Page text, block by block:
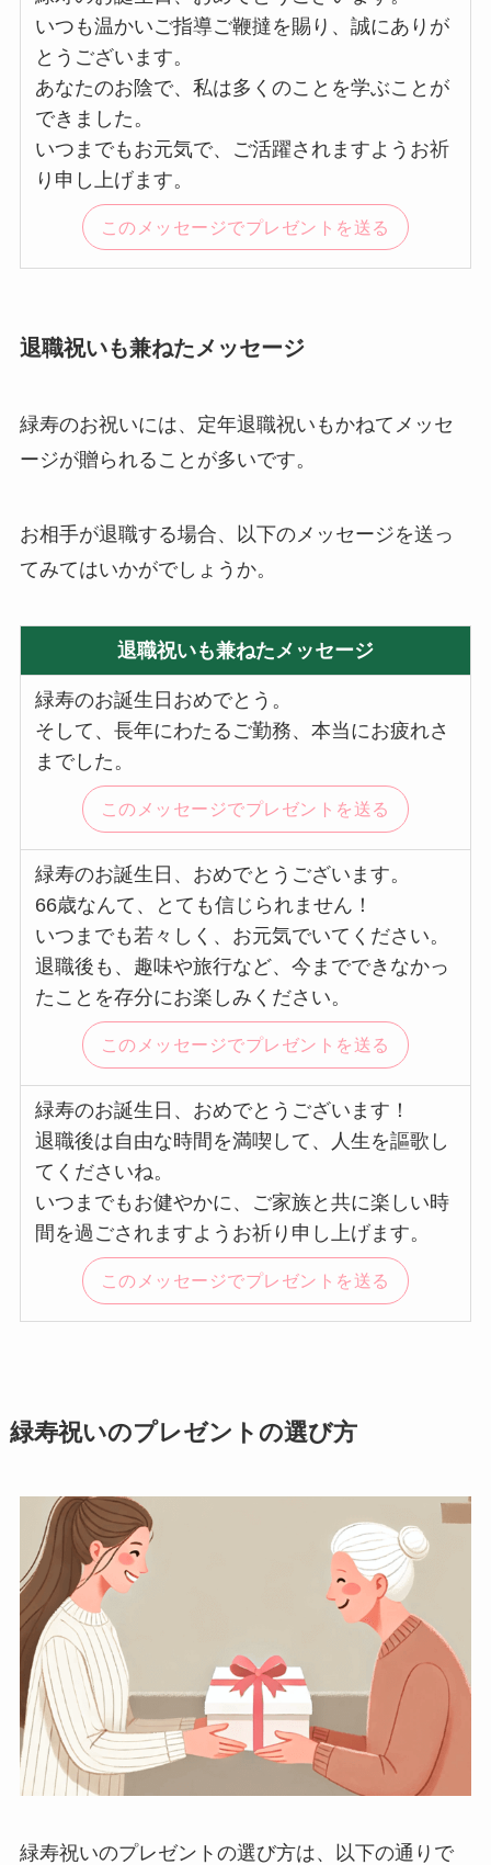
いつも温かいご指導ご鞭撻を賜り、誠にありが
とうございます。
あなたのお陰で、私は多くのことを学ぶことが
できました。
いつまでもお元気で、ご活躍されますようお祈
り申し上げます。
このメッセージでプレゼントを送る
退職祝いも兼ねたメッセージ
緑寿のお祝いには、定年退職祝いもかねてメッセ
ージが贈られることが多いです。
お相手が退職する場合、以下のメッセージを送っ
てみてはいかがでしょうか。
退職祝いも兼ねたメッセージ
緑寿のお誕生日おめでとう。
そして、長年にわたるご勤務、本当にお疲れさ
までした。
このメッセージでプレゼントを送る
緑寿のお誕生日、おめでとうございます。
66歳なんて、とても信じられません！
いつまでも若々しく、お元気でいてください。
退職後も、趣味や旅行など、今までできなかっ
たことを存分にお楽しみください。
このメッセージでプレゼントを送る
緑寿のお誕生日、おめでとうございます！
退職後は自由な時間を満喫して、人生を謳歌し
てくださいね。
いつまでもお健やかに、ご家族と共に楽しい時
間を過ごされますようお祈り申し上げます。
このメッセージでプレゼントを送る
緑寿祝いのプレゼントの選び方
緑寿祝いのプレゼントの選び方は、以下の通りで